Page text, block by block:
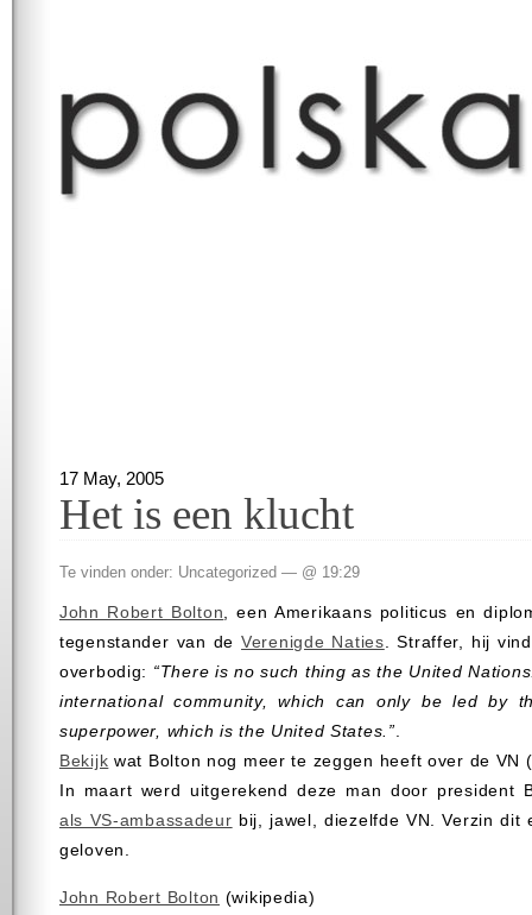
17 May, 2005
Het is een klucht
Te vinden onder: Uncategorized — @ 19:29
John Robert Bolton , een Amerikaans politicus en
tegenstander van deVerenigde Naties . Straffer, hij
overbodig: “There is no such thing as the United
international community, which can only be led by
superpower, which is the United States.”
Bekijk wat Bolton nog meer te zeggen heeft over de VN
In maart werd uitgerekend deze man door president
als VS-ambassadeur bij, jawel, diezelfde VN. Verzin dit
geloven.
John Robert Bolton (wikipedia)